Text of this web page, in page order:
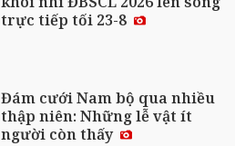
trực tiếp tối 23-8
Đám cưới Nam bộ qua nhiều
thập niên: Những lễ vật ít
người còn thấy